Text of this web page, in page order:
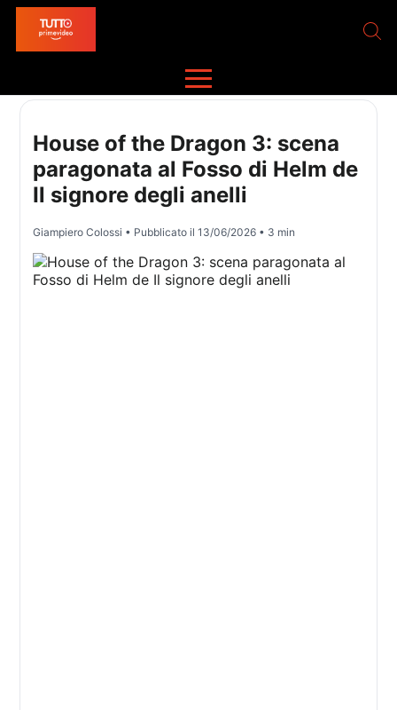
House of the Dragon 3: scena
paragonata al Fosso di Helm de
Il signore degli anelli
Giampiero Colossi • Pubblicato il13/06/2026 • 3 min